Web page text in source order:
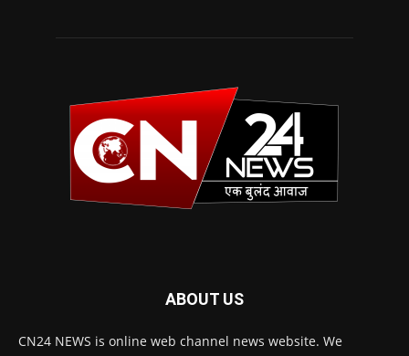
ABOUT US
CN24 NEWS is online web channel news website. We